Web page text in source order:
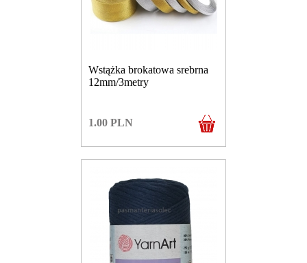
Wstążka brokatowa srebrna
12mm/3metry
1.00 PLN